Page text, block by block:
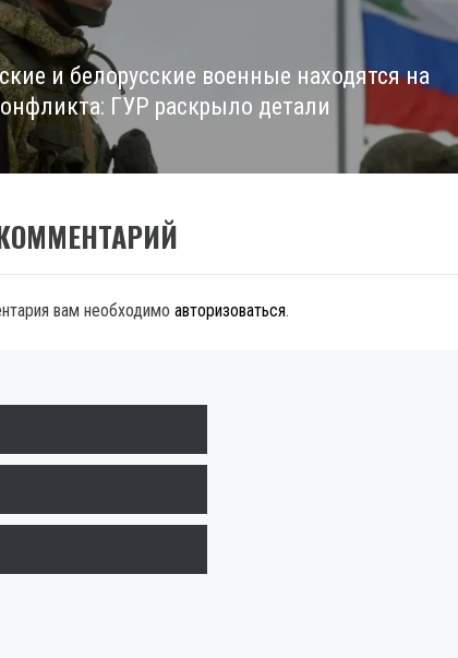
и белорусские военные находятся на
ГУР раскрыло детали
вам необходимо авторизоваться.